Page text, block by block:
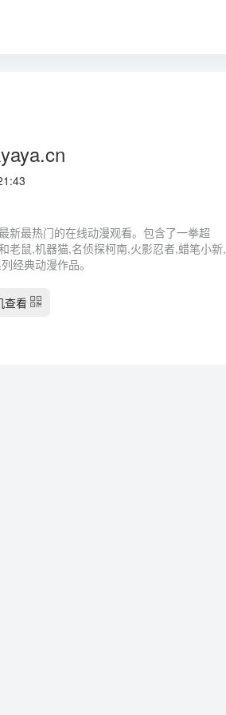
新最热门的在线动漫观看。包含了一拳超
老鼠,机器猫,名侦探柯南,火影忍者,蜡笔小新,
经典动漫作品。
查看